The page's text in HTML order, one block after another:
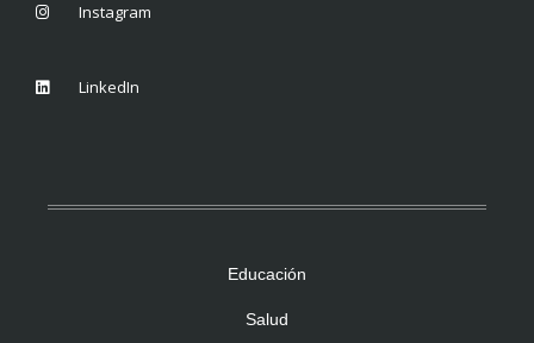
Instagram
LinkedIn
Educación
Salud